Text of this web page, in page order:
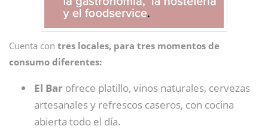
Cuenta con tres locales, para tres momentos de
consumo diferentes:
El Bar ofrece platillo, vinos naturales, cervezas
artesanales y refrescos caseros, con cocina
abierta todo el día.